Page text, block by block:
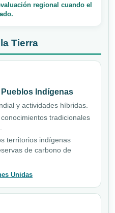
regional cuando el
Tierra
Indígenas
y actividades híbridas.
tradicionales
territorios indígenas
de carbono de
Unidas